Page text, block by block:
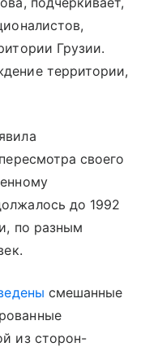
Грузии.
территории,
своего
до 1992
по разным
смешанные
из сторон-